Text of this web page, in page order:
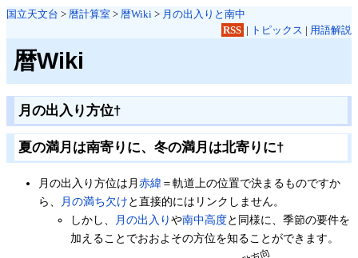
国立天文台 > 暦計算室 > 暦Wiki > 月の出入りと南中
RSS | トピックス | 用語解説
暦Wiki
月の出入り方位†
夏の満月は南寄りに、冬の満月は北寄りに†
月の出入り方位は月赤緯＝軌道上の位置で決まるものですか
ら、
月の満ち欠けと直接的にはリンクしません。
しかし、
月の出入りや南中高度と同様に、季節の要件を
加えることでおおよその方位を知ることができます。